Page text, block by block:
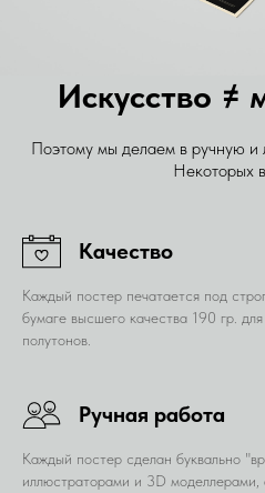
Искусство ≠
Поэтому мы делаем в ручную и
Некоторых
Качество
Каждый постер печатается под
бумаге высшего качества 190 гр.
полутонов.
Ручная работа
Каждый постер сделан буквально
иллюстраторами и 3D